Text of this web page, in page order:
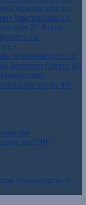
Харьковского с.п.
Чамлыкского с.п.
2018 года
с.п.
с.п.
Отважненского с.п.
депутатов Совета МО
округу №6
при ТИК
Краснодарского